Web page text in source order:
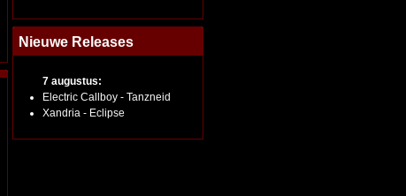
Nieuwe Releases
7 augustus:
Electric Callboy - Tanzneid
Xandria - Eclipse